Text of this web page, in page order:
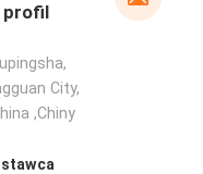
profil
City,
,Chiny